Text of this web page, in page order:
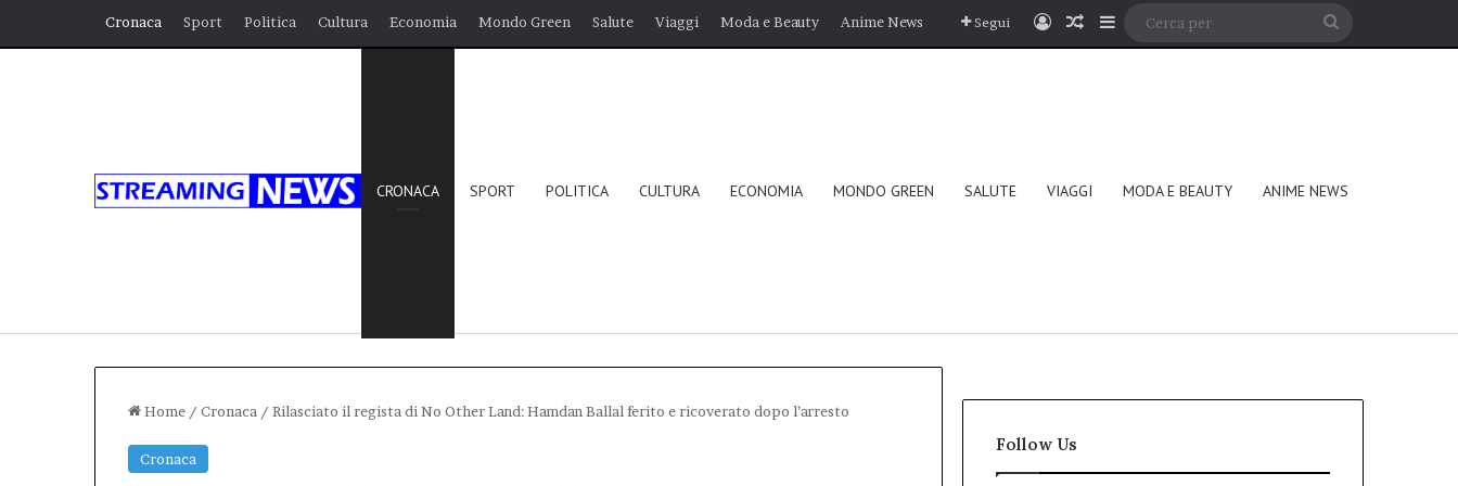
Cronaca Sport Politica Cultura Economia Mondo Green Salute Viaggi Moda e Beauty Anime News Segui AccediUn articolo a caso
Barra laterale
CRONACA SPORT POLITICA CULTURA ECONOMIA MONDO GREEN SALUTE VIAGGI MODA E BEAUTY ANIME NEWS
Home / Cronaca / Rilasciato il regista di No Other Land: Hamdan Ballal ferito e ricoverato dopo l’arresto
Cronaca
Follow Us